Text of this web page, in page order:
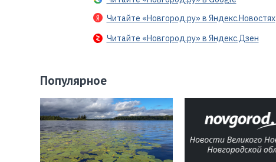
Читайте «Новгород.ру» в Яндекс.Новостях
Читайте «Новгород.ру» в Яндекс.Дзен
Популярное